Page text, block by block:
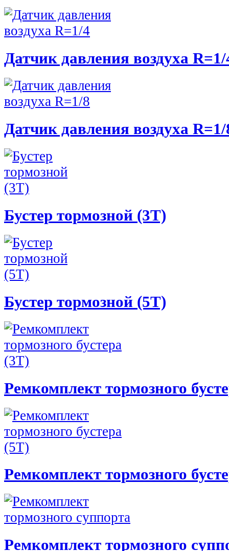
Датчик давления воздуха R=1/
Датчик давления воздуха R=1/
Бустер тормозной (3Т)
Бустер тормозной (5Т)
Ремкомплект тормозного
Ремкомплект тормозного
Ремкомплект тормозного